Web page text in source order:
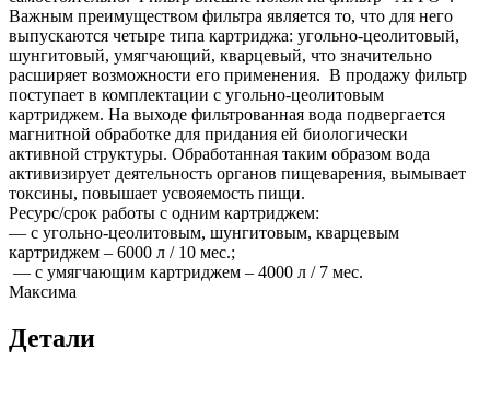
Важным преимуществом фильтра является то, что для него
выпускаются четыре типа картриджа: угольно-цеолитовый,
шунгитовый, умягчающий, кварцевый, что значительно
расширяет возможности его применения. В продажу фильтр
поступает в комплектации с угольно-цеолитовым
картриджем. На выходе фильтрованная вода подвергается
магнитной обработке для придания ей биологически
активной структуры. Обработанная таким образом вода
активизирует деятельность органов пищеварения, вымывает
токсины, повышает усвояемость пищи.
Ресурс/срок работы с одним картриджем:
— с угольно-цеолитовым, шунгитовым, кварцевым
картриджем – 6000 л / 10 мес.;
— с умягчающим картриджем – 4000 л / 7 мес.
Максима
Детали